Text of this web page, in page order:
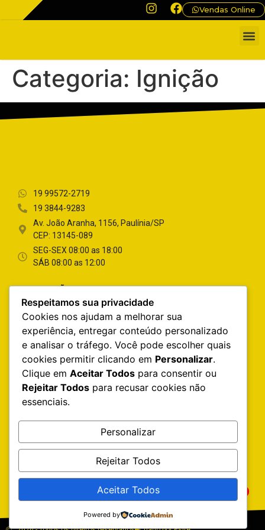
Vendas Online
Categoria: Ignição
19 99572-2719
19 3844-9283
Av. João Aranha, 1156, Paulínia/SP
CEP: 13145-089
SEG-SEX 08:00 as 18:00
SÁB 08:00 as 12:00
INFORMAÇÕES DO SITE
Home
Quem Somos
Catálogo
Contato
Precisando de Bateria?
Manutenção Preventiva
Troca de óleo
Falar pelo WhatsApp
Respeitamos sua privacidade
Cookies nos ajudam a melhorar sua
experiência, entregar conteúdo personalizado
e analisar o tráfego. Você pode escolher quais
cookies permitir clicando em Personalizar.
Clique em Aceitar Todos para consentir ou
Rejeitar Todos para recusar cookies não
essenciais.
Personalizar
Rejeitar Todos
Aceitar Todos
Powered by